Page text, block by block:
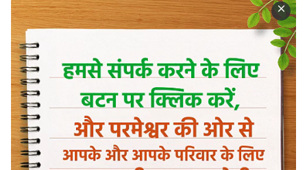
कभी शैतान का उत्पीड़न नहीं जानेगी। केवल तब मानवता पूर्ण
उद्धार को प्राप्त करेगी और परमेश्वर का कार्य पूर्णतः समाप्त होगा।
परमेश्वर और मनुष्य के विश्राम में प्रवेश करने के लिए ये पूर्व
अपेक्षाएँ हैं।
—वचन, खंड 1, परमेश्वर का प्रकटन और कार्य, परमेश्वर और मनुष्य साथ-
साथ विश्राम में प्रवेश करेंगे
“परमेश्वर का वचन” खंड अंत के दिनों में सभी मनुष्यों के लिए
परमेश्वर के वचनको साझा करता है, जिससे ईसाईयों को